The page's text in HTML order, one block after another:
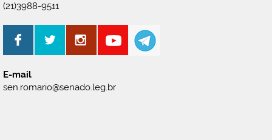
(21)3988-9511
E-mail
sen.romario@senado.leg.br